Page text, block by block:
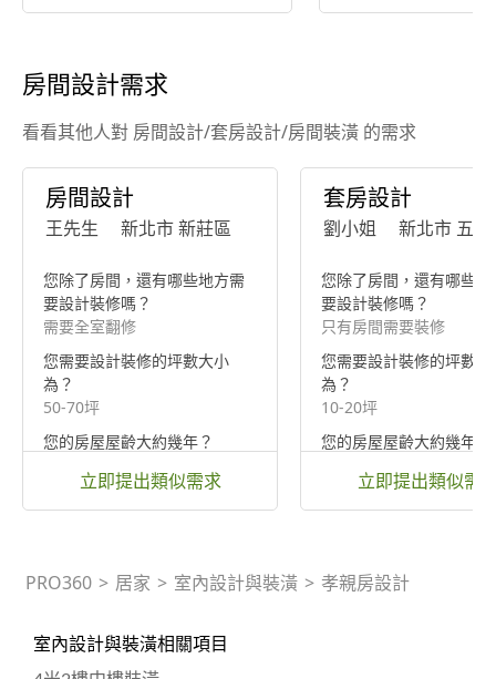
房間設計需求
看看其他人對 房間設計/套房設計/房間裝潢 的需求
房間設計
王先生 新北市 新莊區
您除了房間，還有哪些地方需
要設計裝修嗎？
需要全室翻修
您需要設計裝修的坪數大小
為？
50-70坪
您的房屋屋齡大約幾年？
立即提出類似需求
套房設計
劉小姐 新北市 五股
您除了房間，還有哪些地
要設計裝修嗎？
只有房間需要裝修
您需要設計裝修的坪數大
為？
10-20坪
您的房屋屋齡大約幾年？
立即提出類似需
PRO360 > 居家 > 室內設計與裝潢 > 孝親房設計
室內設計與裝潢相關項目